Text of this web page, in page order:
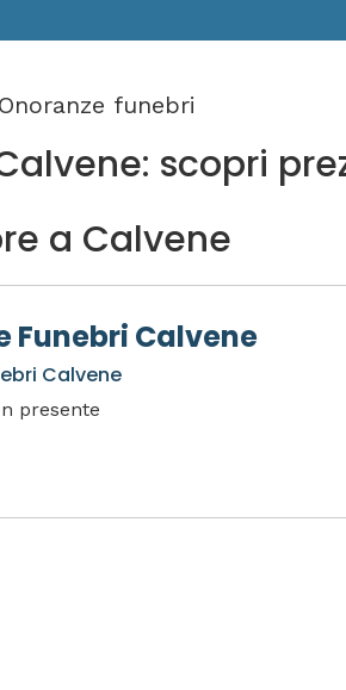
funebri
scopri
a Calvene
Funebri Calvene
Calvene
presente